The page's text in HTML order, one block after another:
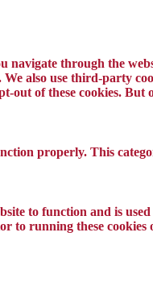
navigate through the
also use third-party
of these cookies.
properly. This
to function and is
to running these cookies